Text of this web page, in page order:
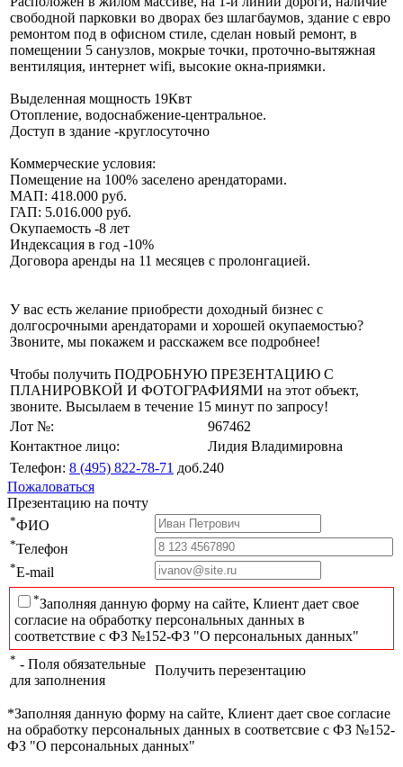
свободной парковки во дворах без шлагбаумов, здание с евро
ремонтом под в офисном стиле, сделан новый ремонт, в
помещении 5 санузлов, мокрые точки, проточно-вытяжная
вентиляция, интернет wifi, высокие окна-приямки.
Выделенная мощность 19Квт
Отопление, водоснабжение-центральное.
Доступ в здание -круглосуточно
Коммерческие условия:
Помещение на 100% заселено арендаторами.
МАП: 418.000 руб.
ГАП: 5.016.000 руб.
Окупаемость -8 лет
Индексация в год -10%
Договора аренды на 11 месяцев с пролонгацией.
У вас есть желание приобрести доходный бизнес с
долгосрочными арендаторами и хорошей окупаемостью?
Звоните, мы покажем и расскажем все подробнее!
Чтобы получить ПОДРОБНУЮ ПРЕЗЕНТАЦИЮ С
ПЛАНИРОВКОЙ И ФОТОГРАФИЯМИ на этот объект,
звоните. Высылаем в течение 15 минут по запросу!
Лот №:
967462
Контактное лицо:
Лидия Владимировна
Телефон: 8 (495) 822-78-71 доб.240
Пожаловаться
Презентацию на почту
*ФИО
*Телефон
*E-mail
*Заполняя данную форму на сайте, Клиент дает свое
согласие на обработку персональных данных в
соответствие с ФЗ №152-ФЗ "О персональных данных"
* - Поля обязательные
для заполнения
Получить перезентацию
*Заполняя данную форму на сайте, Клиент дает свое согласие
на обработку персональных данных в соответсвие с ФЗ №152-
ФЗ "О персональных данных"